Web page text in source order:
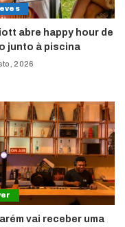
abre happy hour de
junto à piscina
2026
vai receber uma